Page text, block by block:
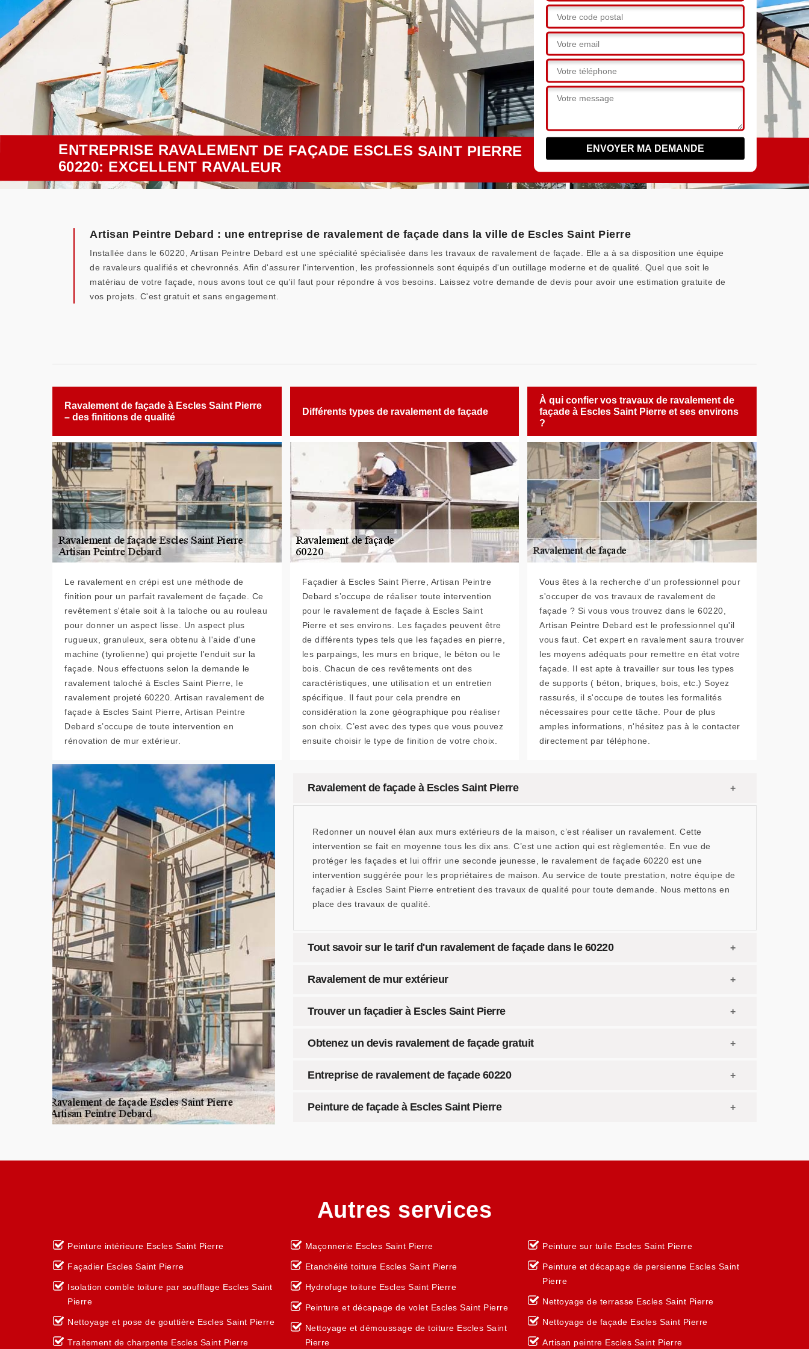
ENTREPRISE RAVALEMENT DE FAÇADE ESCLES SAINT PIERRE
60220: EXCELLENT RAVALEUR
Artisan Peintre Debard : une entreprise de ravalement de façade dans la ville de Escles Saint Pierre
Installée dans le 60220, Artisan Peintre Debard est une spécialité spécialisée dans les travaux de ravalement de façade. Elle a à sa disposition une équipe
de ravaleurs qualifiés et chevronnés. Afin d'assurer l'intervention, les professionnels sont équipés d'un outillage moderne et de qualité. Quel que soit le
matériau de votre façade, nous avons tout ce qu'il faut pour répondre à vos besoins. Laissez votre demande de devis pour avoir une estimation gratuite de
vos projets. C'est gratuit et sans engagement.
Ravalement de façade à Escles Saint Pierre
– des finitions de qualité
Le ravalement en crépi est une méthode de
finition pour un parfait ravalement de façade. Ce
revêtement s'étale soit à la taloche ou au rouleau
pour donner un aspect lisse. Un aspect plus
rugueux, granuleux, sera obtenu à l'aide d'une
machine (tyrolienne) qui projette l'enduit sur la
façade. Nous effectuons selon la demande le
ravalement taloché à Escles Saint Pierre, le
ravalement projeté 60220. Artisan ravalement de
façade à Escles Saint Pierre, Artisan Peintre
Debard s’occupe de toute intervention en
rénovation de mur extérieur.
Différents types de ravalement de façade
Façadier à Escles Saint Pierre, Artisan Peintre
Debard s’occupe de réaliser toute intervention
pour le ravalement de façade à Escles Saint
Pierre et ses environs. Les façades peuvent être
de différents types tels que les façades en pierre,
les parpaings, les murs en brique, le béton ou le
bois. Chacun de ces revêtements ont des
caractéristiques, une utilisation et un entretien
spécifique. Il faut pour cela prendre en
considération la zone géographique pou réaliser
son choix. C’est avec des types que vous pouvez
ensuite choisir le type de finition de votre choix.
À qui confier vos travaux de ravalement de
façade à Escles Saint Pierre et ses environs
?
Vous êtes à la recherche d'un professionnel pour
s'occuper de vos travaux de ravalement de
façade ? Si vous vous trouvez dans le 60220,
Artisan Peintre Debard est le professionnel qu'il
vous faut. Cet expert en ravalement saura trouver
les moyens adéquats pour remettre en état votre
façade. Il est apte à travailler sur tous les types
de supports ( béton, briques, bois, etc.) Soyez
rassurés, il s'occupe de toutes les formalités
nécessaires pour cette tâche. Pour de plus
amples informations, n'hésitez pas à le contacter
directement par téléphone.
Ravalement de façade à Escles Saint Pierre
Redonner un nouvel élan aux murs extérieurs de la maison, c’est réaliser un ravalement. Cette
intervention se fait en moyenne tous les dix ans. C’est une action qui est règlementée. En vue de
protéger les façades et lui offrir une seconde jeunesse, le ravalement de façade 60220 est une
intervention suggérée pour les propriétaires de maison. Au service de toute prestation, notre équipe de
façadier à Escles Saint Pierre entretient des travaux de qualité pour toute demande. Nous mettons en
place des travaux de qualité.
Tout savoir sur le tarif d'un ravalement de façade dans le 60220
Ravalement de mur extérieur
Trouver un façadier à Escles Saint Pierre
Obtenez un devis ravalement de façade gratuit
Entreprise de ravalement de façade 60220
Peinture de façade à Escles Saint Pierre
Autres services
Peinture intérieure Escles Saint Pierre
Façadier Escles Saint Pierre
Isolation comble toiture par soufflage Escles Saint
Pierre
Nettoyage et pose de gouttière Escles Saint Pierre
Traitement de charpente Escles Saint Pierre
Maçonnerie Escles Saint Pierre
Etanchéité toiture Escles Saint Pierre
Hydrofuge toiture Escles Saint Pierre
Peinture et décapage de volet Escles Saint Pierre
Nettoyage et démoussage de toiture Escles Saint
Pierre
Peinture sur tuile Escles Saint Pierre
Peinture et décapage de persienne Escles Saint
Pierre
Nettoyage de terrasse Escles Saint Pierre
Nettoyage de façade Escles Saint Pierre
Artisan peintre Escles Saint Pierre